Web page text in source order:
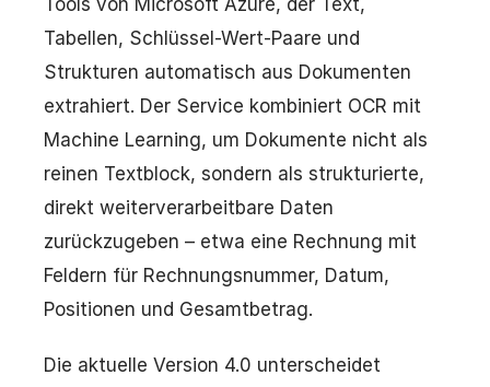
Tools von Microsoft Azure, der Text,
Tabellen, Schlüssel-Wert-Paare und
Strukturen automatisch aus Dokumenten
extrahiert. Der Service kombiniert OCR mit
Machine Learning, um Dokumente nicht als
reinen Textblock, sondern als strukturierte,
direkt weiterverarbeitbare Daten
zurückzugeben – etwa eine Rechnung mit
Feldern für Rechnungsnummer, Datum,
Positionen und Gesamtbetrag.
Die aktuelle Version 4.0 unterscheidet